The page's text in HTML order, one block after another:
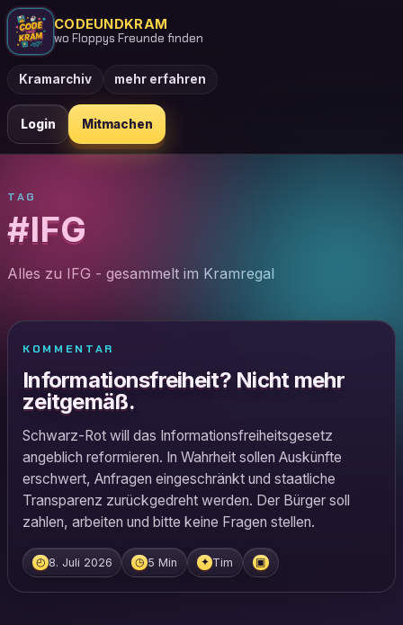
CODEUNDKRAM
wo Floppys Freunde finden
Kramarchiv mehr erfahren
Login Mitmachen
TAG
#IFG
Alles zu IFG - gesammelt im Kramregal
KOMMENTAR
Informationsfreiheit? Nicht mehr
zeitgemäß.
Schwarz-Rot will das Informationsfreiheitsgesetz
angeblich reformieren. In Wahrheit sollen Auskünfte
erschwert, Anfragen eingeschränkt und staatliche
Transparenz zurückgedreht werden. Der Bürger soll
zahlen, arbeiten und bitte keine Fragen stellen.
◴ 8. Juli 2026 ◷ 5 Min ✦ Tim ▣